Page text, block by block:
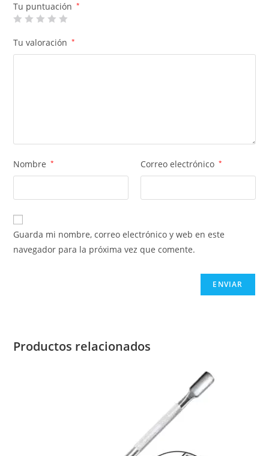
Tu puntuación *
Tu valoración *
Nombre * Correo electrónico *
Guarda mi nombre, correo electrónico y web en este
navegador para la próxima vez que comente.
Productos relacionados